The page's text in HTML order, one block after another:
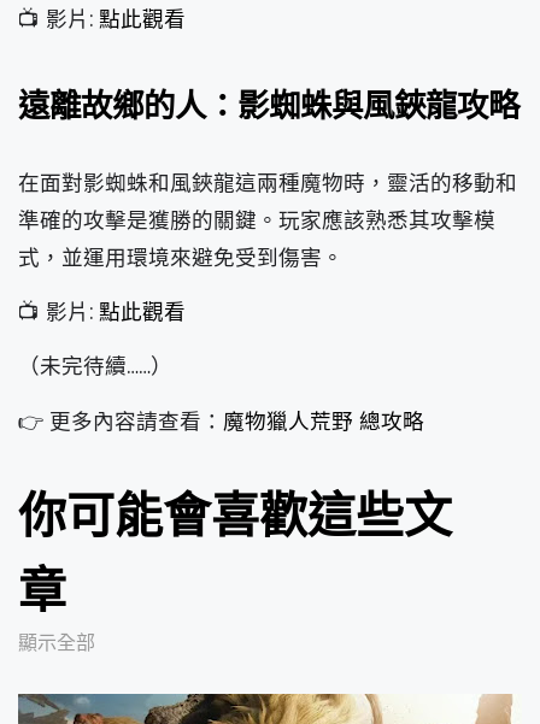
📺 影片: 點此觀看
遠離故鄉的人：影蜘蛛與風鋏龍攻略
在面對影蜘蛛和風鋏龍這兩種魔物時，靈活的移動和
準確的攻擊是獲勝的關鍵。玩家應該熟悉其攻擊模
式，並運用環境來避免受到傷害。
📺 影片: 點此觀看
（未完待續……）
👉 更多內容請查看： 魔物獵人荒野 總攻略
你可能會喜歡這些文
章
顯示全部